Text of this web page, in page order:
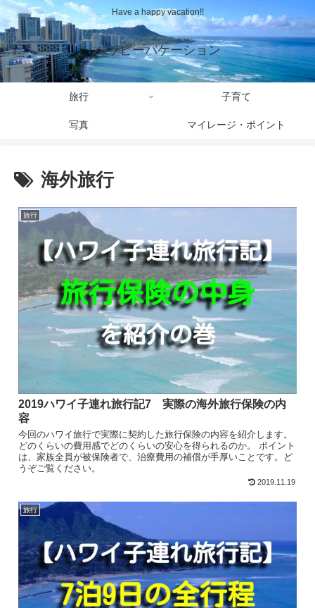
Have a happy vacation!!
ハッピーバケーション
旅行 子育て
写真 マイレージ・ポイント
海外旅行
旅行
2019ハワイ子連れ旅行記7 実際の海外旅行保険の内
容
今回のハワイ旅行で実際に契約した旅行保険の内容を紹介します。
どのくらいの費用感でどのくらいの安心を得られるのか。 ポイント
は、家族全員が被保険者で、治療費用の補償が手厚いことです。ど
うぞご覧ください。
2019.11.19
旅行